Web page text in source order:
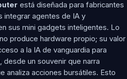
está diseñada para fabricantes
integrar agentes de IA y
sus mini gadgets inteligentes. Lo
produce hardware propio; su valor
a la IA de vanguardia para
un souvenir que narra
analiza acciones bursátiles. Esto